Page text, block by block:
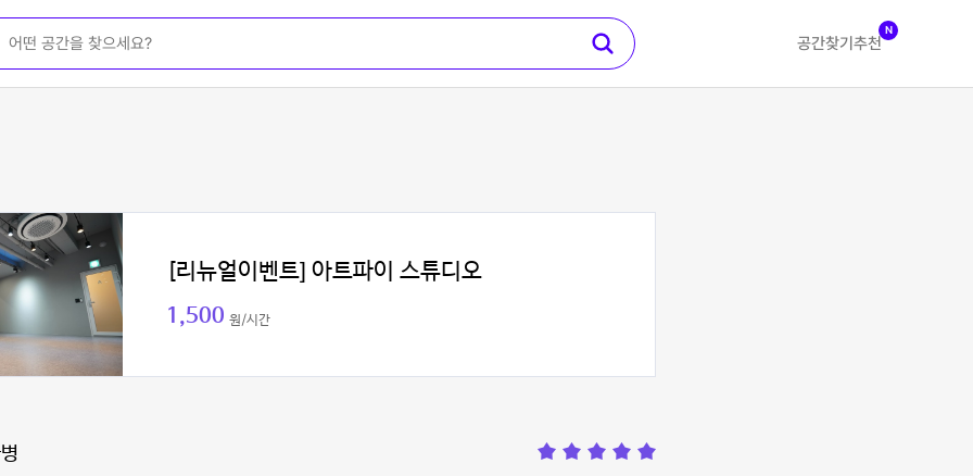
공간찾기 추천
N
[리뉴얼이벤트] 아트파이 스튜디오
1,500 원/시간